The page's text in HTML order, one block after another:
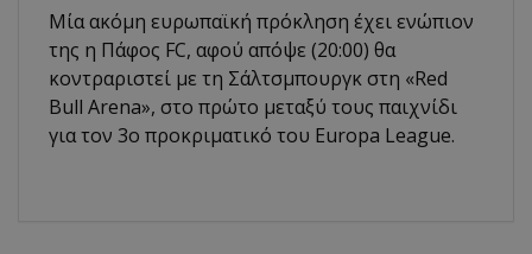
Μία ακόμη ευρωπαϊκή πρόκληση έχει ενώπιον
της η Πάφος FC, αφού απόψε (20:00) θα
κοντραριστεί με τη Σάλτσμπουργκ στη «Red
Bull Arena», στο πρώτο μεταξύ τους παιχνίδι
για τον 3ο προκριματικό του Europa League.